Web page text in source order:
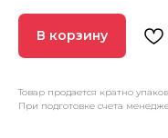
В корзину
Товар продается кратно
При подготовке счета